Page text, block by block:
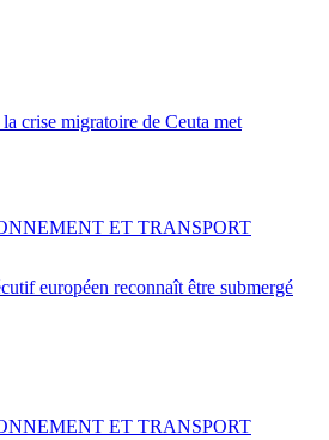
crise migratoire de Ceuta met
européen reconnaît être submergé
ET TRANSPORT
ET TRANSPORT